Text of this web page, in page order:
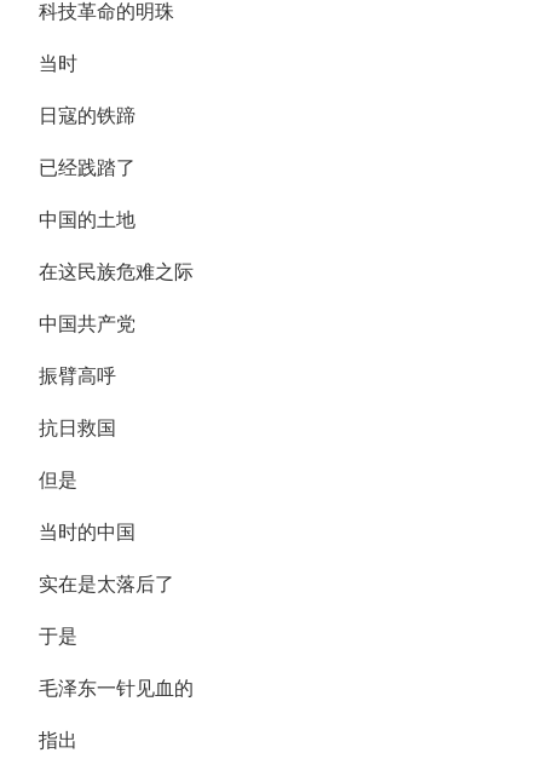
科技革命的明珠
当时
日寇的铁蹄
已经践踏了
中国的土地
在这民族危难之际
中国共产党
振臂高呼
抗日救国
但是
当时的中国
实在是太落后了
于是
毛泽东一针见血的
指出